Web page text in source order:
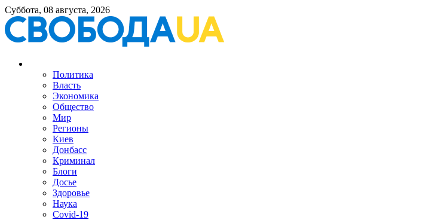
Суббота, 08 августа, 2026
Политика
Власть
Экономика
Общество
Мир
Регионы
Киев
Донбасс
Криминал
Блоги
Досье
Здоровье
Наука
Covid-19